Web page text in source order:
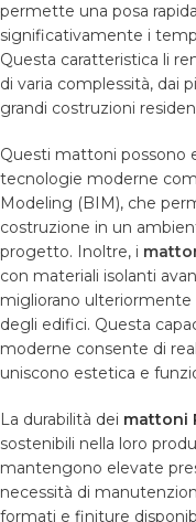
permette una posa
significativamente i
Questa caratteristica li
di varia complessità, dai
grandi costruzioni
Questi mattoni possono
tecnologie moderne
Modeling (BIM), che
costruzione in un
progetto. Inoltre, i
con materiali isolanti
migliorano
degli edifici. Questa
moderne consente di
uniscono estetica e
La durabilità dei mattoni
sostenibili nella loro
mantengono elevate
necessità di
formati e finiture